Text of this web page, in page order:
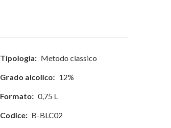
Tipologia: Metodo classico
Grado alcolico: 12%
Formato: 0,75 L
Codice: B-BLC02